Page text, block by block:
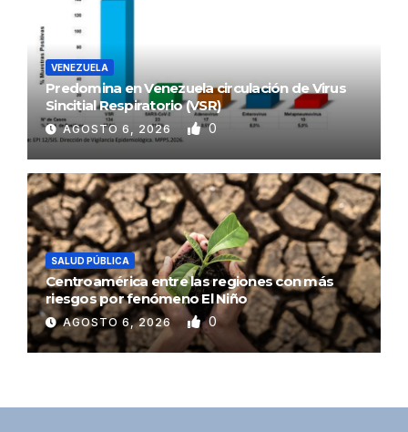
VENEZUELA
Predomina en Venezuela circulación de Virus
Sincitial Respiratorio (VSR)
AGOSTO 6, 2026 0
SALUD PÚBLICA
Centroamérica entre las regiones con más
riesgos por fenómeno El Niño
AGOSTO 6, 2026 0